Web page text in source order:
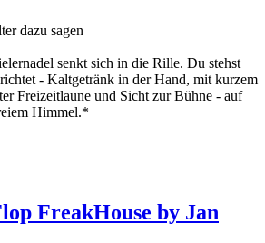
dazu sagen
senkt sich in die Rille. Du stehst
- Kaltgetränk in der Hand, mit kurzem
Freizeitlaune und Sicht zur Bühne - auf
Himmel.*
FreakHouse by Jan